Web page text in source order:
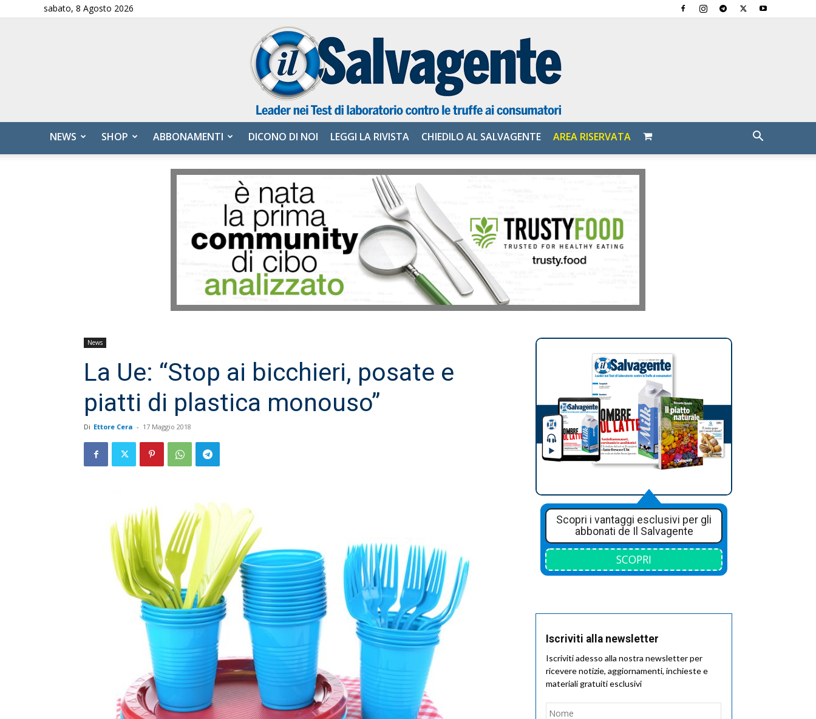
sabato, 8 Agosto 2026
Salvagente
NEWS SHOP ABBONAMENTI DICONO DI NOI LEGGI LA RIVISTA CHIEDILO AL SALVAGENTE AREA RISERVATA
News
La Ue: “Stop ai bicchieri, posate e
piatti di plastica monouso”
Di Ettore Cera - 17 Maggio 2018
Scopri i vantaggi esclusivi per gli
abbonati de Il Salvagente
SCOPRI
Iscriviti alla newsletter
Iscriviti adesso alla nostra newsletter per
ricevere notizie, aggiornamenti, inchieste e
materiali gratuiti esclusivi
Nome